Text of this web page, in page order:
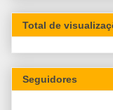
Total de
Seguidores